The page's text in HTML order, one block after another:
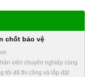
chốt bảo vệ
viên chuyên nghiệp cùng
tôi đã thi công và lắp đặt